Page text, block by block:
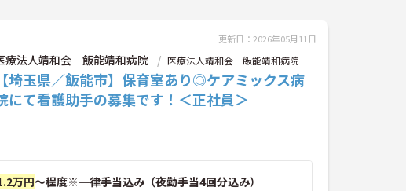
更新日：2026年05月11日
療法人靖和会 飯能靖和病院 医療法人靖和会 飯能靖和病院
【埼玉県／飯能市】保育室あり◎ケアミックス病
にて看護助手の募集です！＜正社員＞
万円～程度※一律手当込み（夜勤手当4回分込み）